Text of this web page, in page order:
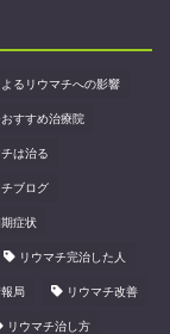
るリウマチへの影響
おすすめ治療院
は治る
チブログ
症状
リウマチ完治した人
局 リウマチ改善
リウマチ治し方